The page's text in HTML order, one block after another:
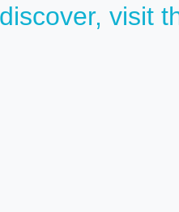
visit